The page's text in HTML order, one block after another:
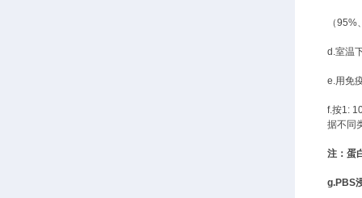
（95%
d.室温
e.用免
f.按1:
据不同
注：蛋
g.PBS